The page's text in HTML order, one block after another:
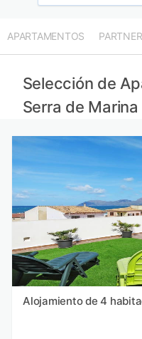
APARTAMENTOS
Selección de
Serra de Marina
Alojamiento de 4